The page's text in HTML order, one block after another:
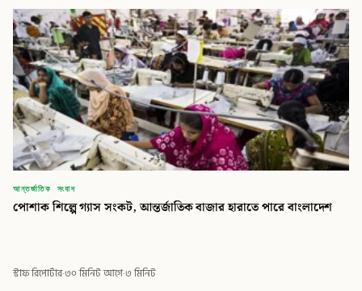
আন্তর্জাতিক সংবাদ
পোশাক শিল্পে গ্যাস সংকট, আন্তর্জাতিক বাজার হারাতে পারে বাংলাদেশ
স্টাফ রিপোর্টার·৩০ মিনিট আগে·৩ মিনিট